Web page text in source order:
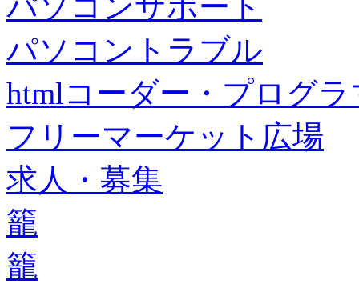
パソコントラブル
htmlコーダー・プログラ
フリーマーケット広場
求人・募集
籠
籠